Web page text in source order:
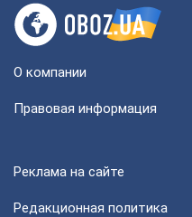
О компании
Правовая информация
Реклама на сайте
Редакционная политика